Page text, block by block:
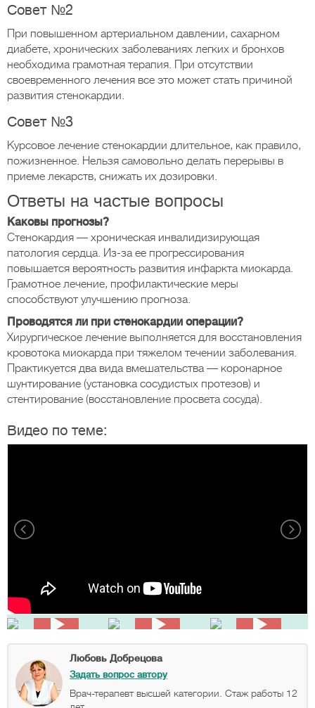
Совет №2
При повышенном артериальном давлении, сахарном
диабете, хронических заболеваниях легких и бронхов
необходима грамотная терапия. При отсутствии
своевременного лечения все это может стать причиной
развития стенокардии.
Совет №3
Курсовое лечение стенокардии длительное, как правило,
пожизненное. Нельзя самовольно делать перерывы в
приеме лекарств, снижать их дозировки.
Ответы на частые вопросы
Каковы прогнозы?
Стенокардия — хроническая инвалидизиpующая
патология сердца. Из-за ее прогрессирования
повышается вероятность развития инфаркта миокарда.
Грамотное лечение, профилактические меры
способствуют улучшению прогноза.
Проводятся ли при стенокардии операции?
Хирургическое лечение выполняется для восстановления
кровотока миокарда при тяжелом течении заболевания.
Практикуется два вида вмешательства — коронарное
шунтирование (установка сосудистых протезов) и
стентирование (восстановление просвета сосуда).
Видео по теме:
Любовь Добрецова
Задать вопрос автору
Врач-терапевт высшей категории. Стаж работы 12